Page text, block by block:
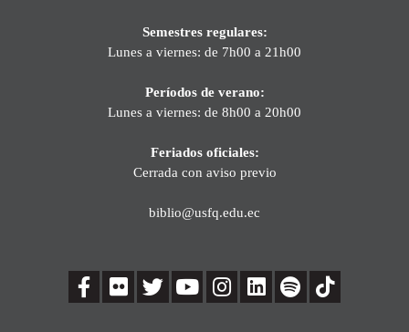
Semestres regulares:
Lunes a viernes: de 7h00 a 21h00
Períodos de verano:
Lunes a viernes: de 8h00 a 20h00
Feriados oficiales:
Cerrada con aviso previo
biblio@usfq.edu.ec